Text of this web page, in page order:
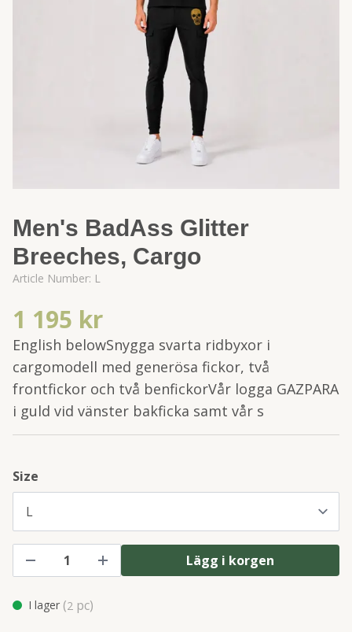
Men's BadAss Glitter
Breeches, Cargo
Article Number: L
1 195 kr
English belowSnygga svarta ridbyxor i
cargomodell med generösa fickor, två
frontfickor och två benfickorVår logga GAZPARA
i guld vid vänster bakficka samt vår s
Size
Lägg i korgen
I lager (2 pc)